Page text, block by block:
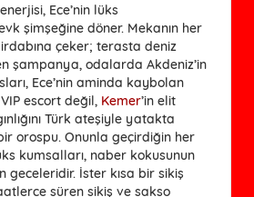
Ece’nin lüks
şimşeğine döner. Mekanın her
çeker; terasta deniz
şampanya, odalarda Akdeniz’in
Ece’nin aminda kaybolan
escort değil, Kemer’in elit
Türk ateşiyle yatakta
orospu. Onunla geçirdiğin her
kumsalları, naber kokusunun
geceleridir. İster kısa bir sikiş
süren sikiş ve sakso